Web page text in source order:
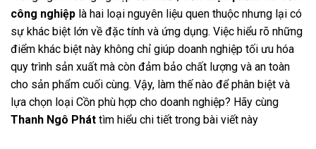
công nghiệp là hai loại nguyên liệu quen thuộc nhưng lại có
sự khác biệt lớn về đặc tính và ứng dụng. Việc hiểu rõ những
điểm khác biệt này không chỉ giúp doanh nghiệp tối ưu hóa
quy trình sản xuất mà còn đảm bảo chất lượng và an toàn
cho sản phẩm cuối cùng. Vậy, làm thế nào để phân biệt và
lựa chọn loại Cồn phù hợp cho doanh nghiệp? Hãy cùng
Thanh Ngô Phát tìm hiểu chi tiết trong bài viết này